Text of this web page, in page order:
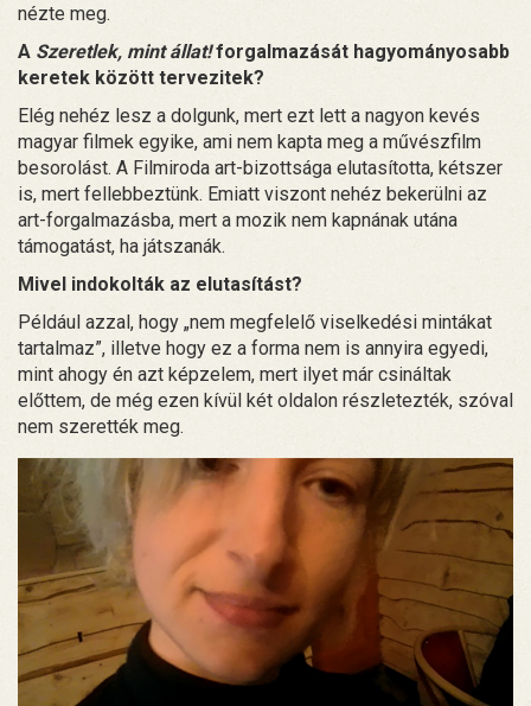
nézte meg.
A Szeretlek, mint állat!forgalmazását hagyományosabb
keretek között tervezitek?
Elég nehéz lesz a dolgunk, mert ezt lett a nagyon kevés
magyar filmek egyike, ami nem kapta meg a művészfilm
besorolást. A Filmiroda art-bizottsága elutasította, kétszer
is, mert fellebbeztünk. Emiatt viszont nehéz bekerülni az
art-forgalmazásba, mert a mozik nem kapnának utána
támogatást, ha játszanák.
Mivel indokolták az elutasítást?
Például azzal, hogy „nem megfelelő viselkedési mintákat
tartalmaz”, illetve hogy ez a forma nem is annyira egyedi,
mint ahogy én azt képzelem, mert ilyet már csináltak
előttem, de még ezen kívül két oldalon részletezték, szóval
nem szerették meg.